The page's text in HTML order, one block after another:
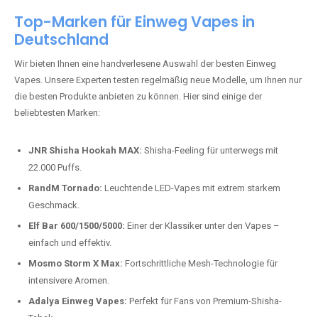
Top-Marken für Einweg Vapes in
Deutschland
Wir bieten Ihnen eine handverlesene Auswahl der besten Einweg
Vapes. Unsere Experten testen regelmäßig neue Modelle, um Ihnen nur
die besten Produkte anbieten zu können. Hier sind einige der
beliebtesten Marken:
JNR Shisha Hookah MAX: Shisha-Feeling für unterwegs mit
22.000 Puffs.
RandM Tornado: Leuchtende LED-Vapes mit extrem starkem
Geschmack.
Elf Bar 600/1500/5000: Einer der Klassiker unter den Vapes –
einfach und effektiv.
Mosmo Storm X Max: Fortschrittliche Mesh-Technologie für
intensivere Aromen.
Adalya Einweg Vapes: Perfekt für Fans von Premium-Shisha-